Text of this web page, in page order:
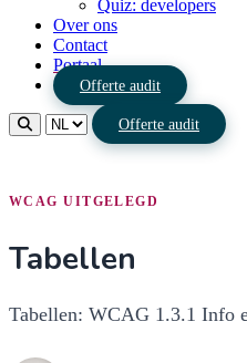
Quiz: developers
Over ons
Contact
Portaal
Offerte audit
Offerte audit
WCAG UITGELEGD
Tabellen
Tabellen: WCAG 1.3.1 Info